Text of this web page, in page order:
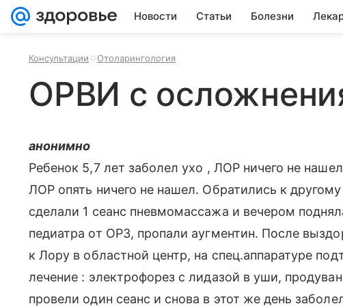
Новости Статьи Болезни
Консультации Отоларингология
ОРВИ с
анонимно
Ребенок 5,7 лет заболел ухо , ЛОР ничего не
ЛОР опять ничего не нашел. Обратились к
сделали 1 сеанс пневмомассажа и вечером
педиатра от ОРЗ, пропали аугментин. После
к Лору в областной центр, на спец.аппаратуре
лечение : электрофорез с лидазой в уши,
провели один сеанс и снова в этот же день